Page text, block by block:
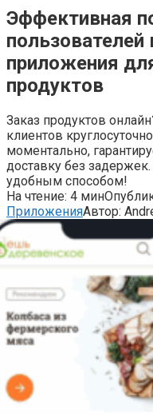
Эффективная
пользователей
приложения
продуктов
Заказ продуктов
клиентов
моментально,
доставку без
удобным способом!
На чтение: 4 мин
ПриложенияАвтор: